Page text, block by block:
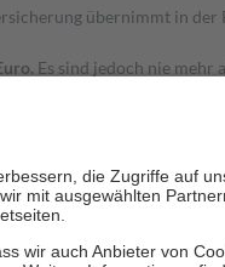
übernimmt in der
Es sind jedoch nie mehr
Zuzahlungen an bei: